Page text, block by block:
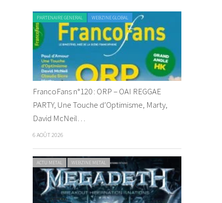
PARTENAIRE GENERAL WEBZINE GLOBAL
FrancoFans n°120 : ORP – OAI REGGAE
PARTY, Une Touche d’Optimisme, Marty,
David McNeil…
6 AOÛT 2026
ACTU METAL WEBZINE METAL